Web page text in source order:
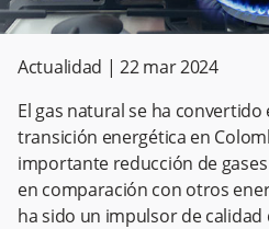
Actualidad | 22 mar 2024
El gas natural se ha
transición energética en
importante reducción de
en comparación con otros
ha sido un impulsor de